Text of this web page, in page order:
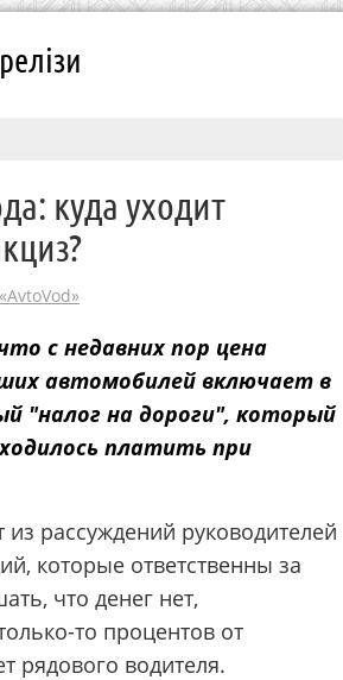
куда уходит
«AvtoVod»
с недавних пор цена
автомобилей включает в
"налог на дороги", который
платить при
рассуждений руководителей
которые ответственны за
что денег нет,
то процентов от
рядового водителя.